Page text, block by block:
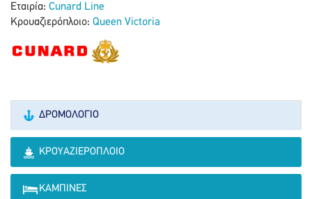
Εταιρία: Cunard Line
Κρουαζιερόπλοιο: Queen Victoria
ΔΡΟΜΟΛΌΓΙΟ
ΚΡΟΥΑΖΙΕΡΌΠΛΟΙΟ
ΚΑΜΠΊΝΕΣ